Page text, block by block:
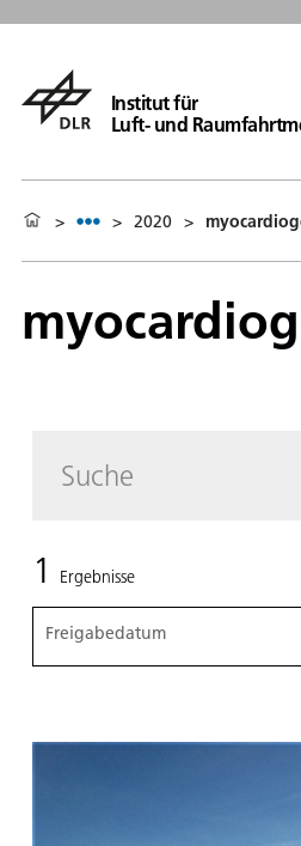
Institut für
Luft- und
> > 2020 >
1 Ergebnisse
Freigabedatum